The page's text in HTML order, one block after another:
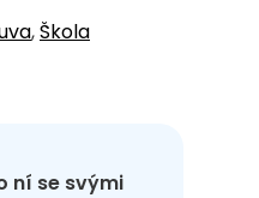
,Škola
ní se svými